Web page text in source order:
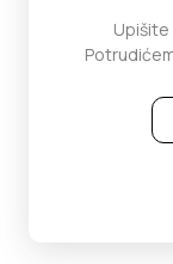
Upišite